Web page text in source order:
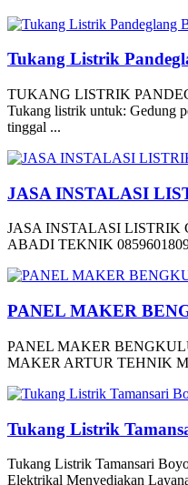
Tukang Listrik
TUKANG LISTRIK
Tukang listrik untuk: Gedung
tinggal ...
JASA INSTALASI
JASA INSTALASI LISTRIK
ABADI TEKNIK
PANEL MAKER
PANEL MAKER
MAKER ARTUR TEHNIK
Tukang Listrik
Tukang Listrik Tamansari
Elektrikal Menyediakan